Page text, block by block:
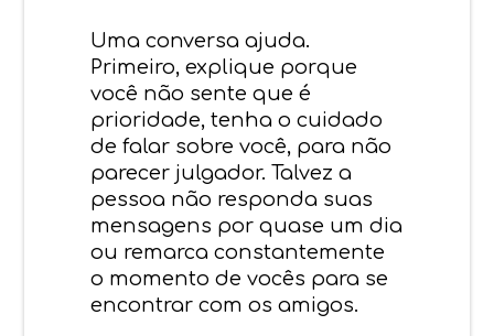
Uma conversa ajuda.
Primeiro, explique porque
você não sente que é
prioridade, tenha o cuidado
de falar sobre você, para não
parecer julgador. Talvez a
pessoa não responda suas
mensagens por quase um dia
ou remarca constantemente
o momento de vocês para se
encontrar com os amigos.